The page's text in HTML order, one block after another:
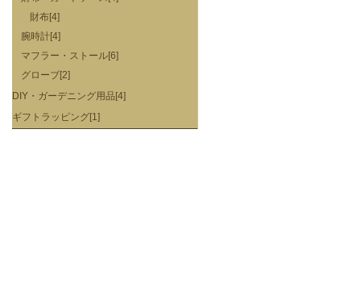
財布[4]
腕時計[4]
マフラー・ストール[6]
グローブ[2]
DIY・ガーデニング用品[4]
ギフトラッピング[1]